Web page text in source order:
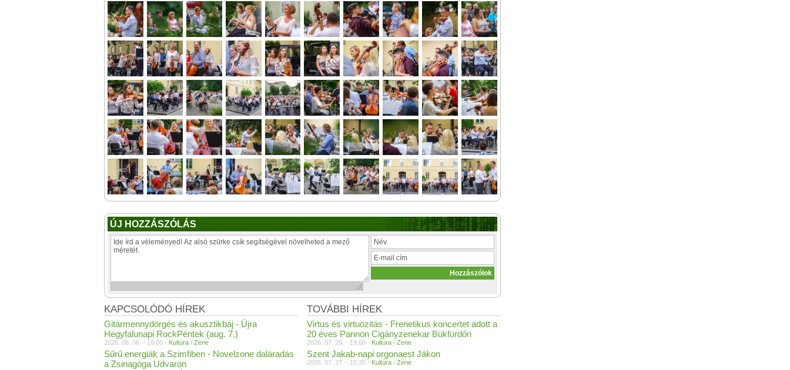
ÚJ HOZZÁSZÓLÁS
TOVÁBBI HÍREK
Virtus és virtuozitás - Frenetikus koncertet adott a
20 éves Pannon Cigányzenekar Bükfürdőn
2026. 07. 29. - 19:00 - Kultúra / Zene
Szent Jakab-napi orgonaest Jákon
2026. 07. 27. - 15:30 - Kultúra / Zene
KAPCSOLÓDÓ HÍREK
Gitármennydörgés és akusztikbáj - Újra
Hegyfalunapi RockPéntek (aug. 7.)
2026. 08. 06. - 18:00 - Kultúra / Zene
Sűrű energiák a Szimfiben - Novelzone daláradás
a Zsinagóga Udvaron